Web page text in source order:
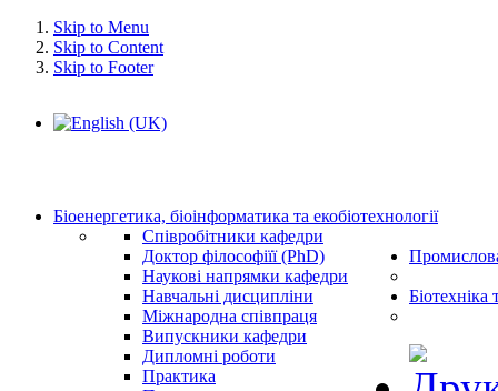
Skip to Menu
Skip to Content
Skip to Footer
Біоенергетика, біоінформатика та екобіотехнології
Співробітники кафедри
Доктор філософіїї (PhD)
Наукові напрямки кафедри
Навчальні дисципліни
Міжнародна співпраця
Випускники кафедри
Дипломні роботи
Практика
Біотехніка